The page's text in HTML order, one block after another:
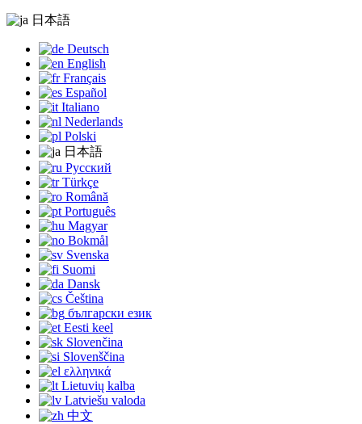
日本語
Deutsch
English
Français
Español
Italiano
Nederlands
Polski
日本語
Русский
Türkçe
Română
Português
Magyar
Bokmål
Svenska
Suomi
Dansk
Čeština
български език
Eesti keel
Slovenčina
Slovenščina
ελληνικά
Lietuvių kalba
Latviešu valoda
中文